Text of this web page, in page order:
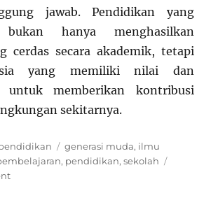
jawab. Pendidikan yang
bukan hanya menghasilkan
cerdas secara akademik, tetapi
yang memiliki nilai dan
untuk memberikan kontribusi
sekitarnya.
Tags
generasi muda, ilmu
, pendidikan,sekolah
on